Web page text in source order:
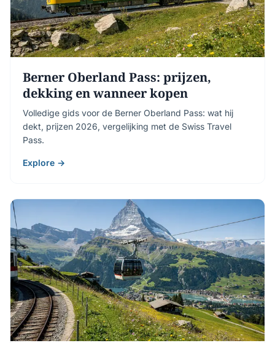
Berner Oberland Pass: prijzen,
dekking en wanneer kopen
Volledige gids voor de Berner Oberland Pass: wat hij
dekt, prijzen 2026, vergelijking met de Swiss Travel
Pass.
Explore →